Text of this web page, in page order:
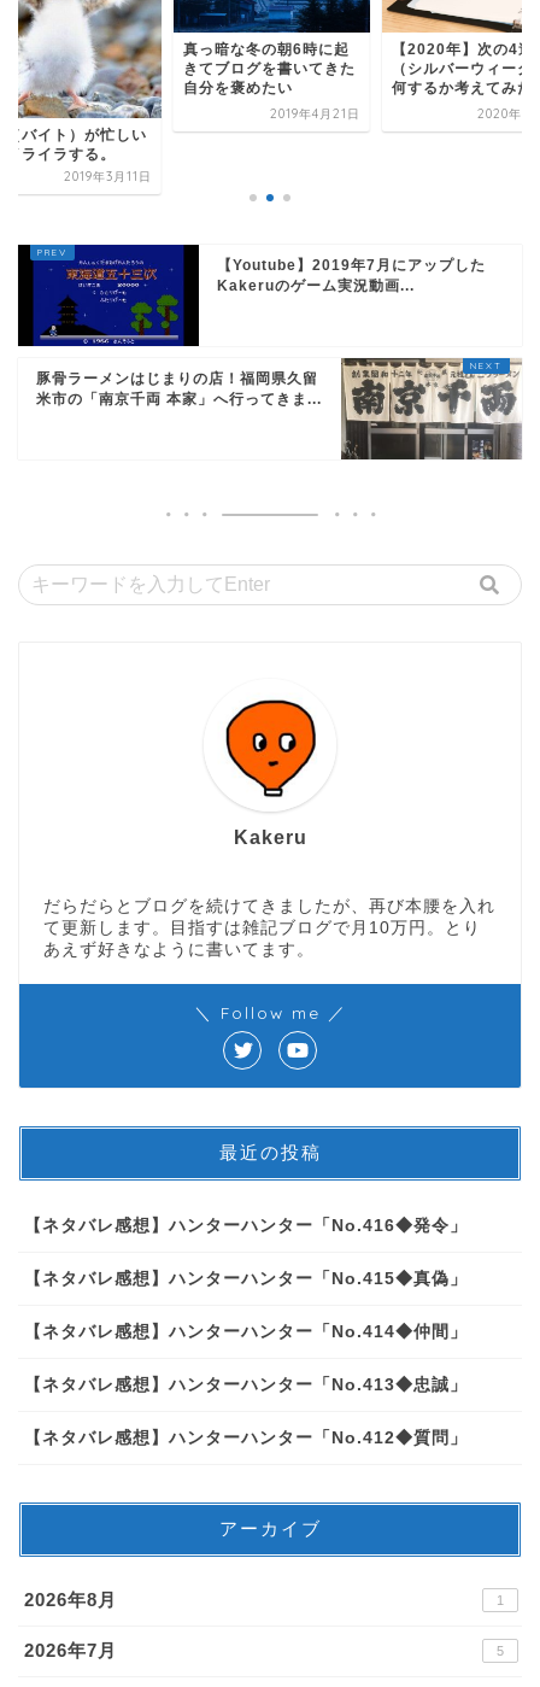
（バイト）が忙しい
イライラする。
2019年3月11日
真っ暗な冬の朝6時に起
きてブログを書いてきた
自分を褒めたい
2019年4月21日
【2020年】次の4連
（シルバーウィーク
何するか考えてみた
2020年9
【Youtube】2019年7月にアップした
Kakeruのゲーム実況動画...
豚骨ラーメンはじまりの店！福岡県久留
米市の「南京千両 本家」へ行ってきま...
Kakeru
だらだらとブログを続けてきましたが、再び本腰を入れ
て更新します。目指すは雑記ブログで月10万円。とり
あえず好きなように書いてます。
＼ Follow me ／
最近の投稿
【ネタバレ感想】ハンターハンター「No.416◆発令」
【ネタバレ感想】ハンターハンター「No.415◆真偽」
【ネタバレ感想】ハンターハンター「No.414◆仲間」
【ネタバレ感想】ハンターハンター「No.413◆忠誠」
【ネタバレ感想】ハンターハンター「No.412◆質問」
アーカイブ
2026年8月 1
2026年7月 5